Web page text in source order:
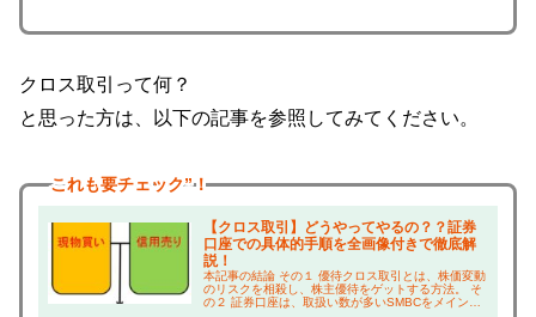
クロス取引って何？
と思った方は、以下の記事を参照してみてください。
これも要チェック”！
【クロス取引】どうやってやるの？？証券
口座での具体的手順を全画像付きで徹底解
説！
本記事の結論 その１ 優待クロス取引とは、株価変動
のリスクを相殺し、株主優待をゲットする方法。 そ
の２ 証券口座は、取扱い数が多いSMBCをメイン、